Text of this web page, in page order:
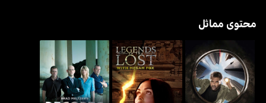
محتوى مماثل
سيتيز أوف ذا أندروورلد
ليجندز أوف ذا لوست ويذ
ميغان فوكس
براد ميلتزرز ديكودد